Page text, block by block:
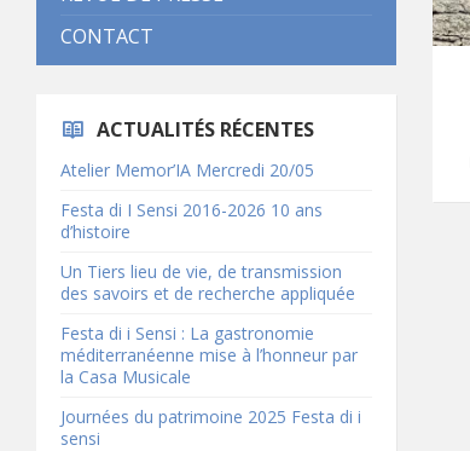
CONTACT
ACTUALITÉS RÉCENTES
Atelier Memor’IA Mercredi 20/05
Festa di I Sensi 2016-2026 10 ans
d’histoire
Un Tiers lieu de vie, de transmission
des savoirs et de recherche appliquée
Festa di i Sensi : La gastronomie
méditerranéenne mise à l’honneur par
la Casa Musicale
Journées du patrimoine 2025 Festa di i
sensi